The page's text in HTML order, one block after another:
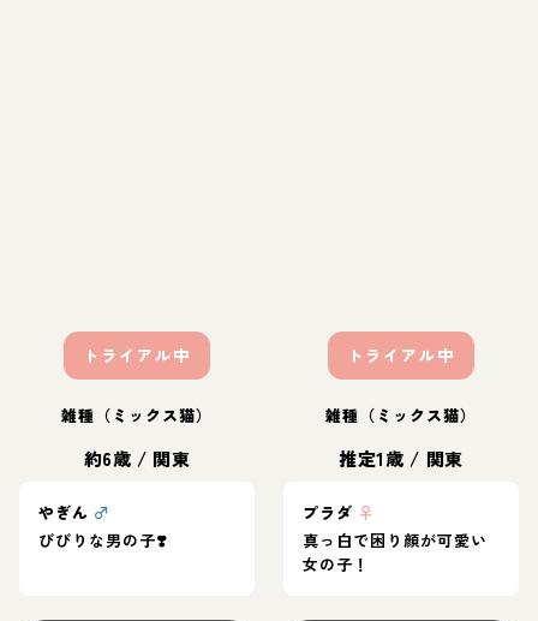
トライアル中
雑種（ミックス猫）
約6歳 / 関東
やぎん ♂
びびりな男の子❣️
トライアル中
雑種（ミックス猫）
推定1歳 / 関東
プラダ ♀
真っ白で困り顔が可愛い
女の子！